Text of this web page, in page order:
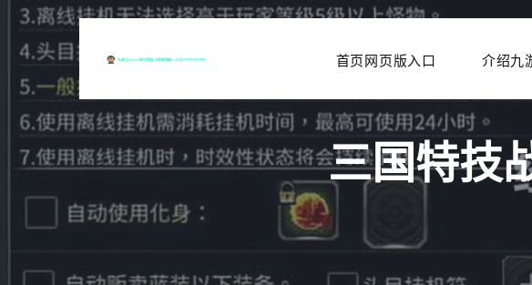
首页网页版入口 介绍九
三国特技